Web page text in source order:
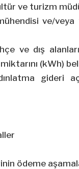
ve turizm
ve/
ve dış
(kWh)
gideri
ödeme